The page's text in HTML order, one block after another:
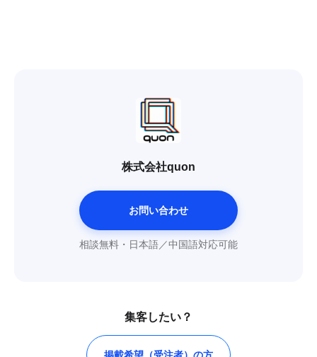
株式会社quon
お問い合わせ
相談無料・日本語／中国語対応可能
集客したい？
掲載希望（受注者）の方